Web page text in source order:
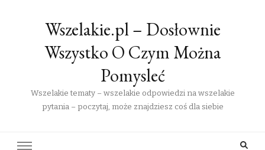
Wszelakie.pl – Dosłownie
Wszystko O Czym Można
Pomysleć
Wszelakie tematy – wszelakie odpowiedzi na wszelakie
pytania – poczytaj, może znajdziesz coś dla siebie